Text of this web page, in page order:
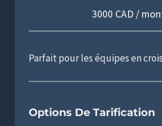
3000 CAD /
Parfait pour les équipes en
Options De Tarification